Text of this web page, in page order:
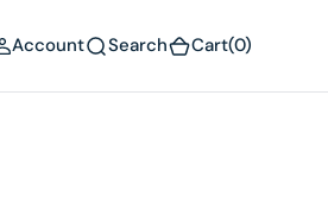
Account Search Cart(0)